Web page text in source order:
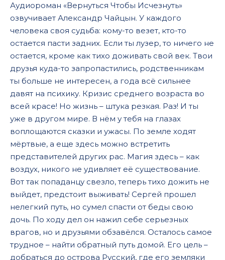
Аудиороман «Вернуться Чтобы Исчезнуть»
озвучивает Александр Чайцын. У каждого
человека своя судьба: кому-то везет, кто-то
остается пасти задних. Если ты лузер, то ничего не
остается, кроме как тихо доживать свой век. Твои
друзья куда-то запропастились, родственникам
ты больше не интересен, а года всё сильнее
давят на психику. Кризис среднего возраста во
всей красе! Но жизнь – штука резкая. Раз! И ты
уже в другом мире. В нём у тебя на глазах
воплощаются сказки и ужасы. По земле ходят
мёртвые, а еще здесь можно встретить
представителей других рас. Магия здесь – как
воздух, никого не удивляет её существование.
Вот так попаданцу свезло, теперь тихо дожить не
выйдет, предстоит выживать! Сергей прошел
нелегкий путь, но сумел спасти от беды свою
дочь. По ходу дел он нажил себе серьезных
врагов, но и друзьями обзавёлся. Осталось самое
трудное – найти обратный путь домой. Его цель –
добраться до острова Русский, где его земляки